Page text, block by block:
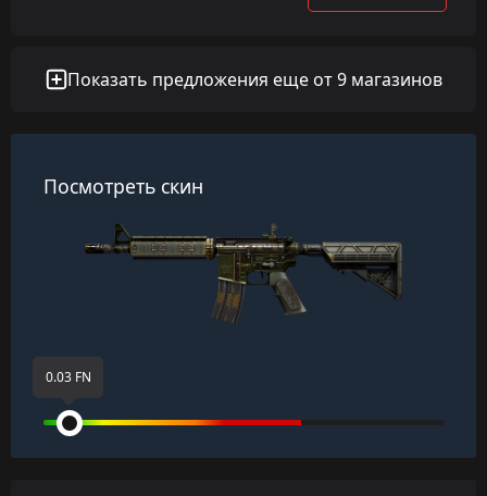
Показать предложения еще от 9 магазинов
Посмотреть скин
0.03 FN